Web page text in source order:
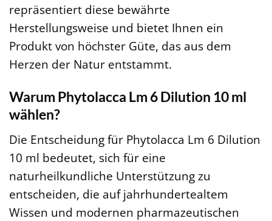
repräsentiert diese bewährte
Herstellungsweise und bietet Ihnen ein
Produkt von höchster Güte, das aus dem
Herzen der Natur entstammt.
Warum Phytolacca Lm 6 Dilution 10 ml
wählen?
Die Entscheidung für Phytolacca Lm 6 Dilution
10 ml bedeutet, sich für eine
naturheilkundliche Unterstützung zu
entscheiden, die auf jahrhundertealtem
Wissen und modernen pharmazeutischen